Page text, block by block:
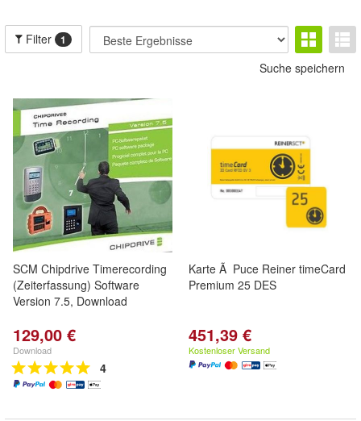
Filter 1
Suche speichern
SCM Chipdrive Timerecording
(Zeiterfassung) Software
Version 7.5, Download
129,00 €
Download
4
Karte Ã Puce Reiner timeCard
Premium 25 DES
451,39 €
Kostenloser Versand